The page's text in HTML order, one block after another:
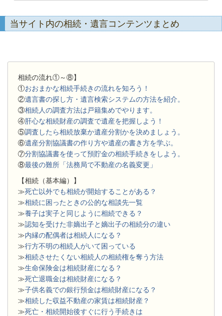
当サイト内の相続・遺言コンテンツまとめ
相続の流れ①～⑧】
①おおまかな相続手続きの流れを知ろう！
②遺言書の探し方・遺言検索システムの方法を紹介。
③相続人の調査方法は戸籍集めでやります。
④肝心な相続財産の調査で遺産を把握しよう！
⑤調査したら相続放棄か遺産分割かを決めましょう。
⑥遺産分割協議書の作り方や遺産の書き方を学ぶ。
⑦分割協議書を使って預貯金の相続手続きをしよう。
⑧最後の難所「法務局で不動産の名義変更」
【相続（基本編）】
≫死亡以外でも相続が開始することがある？
≫相続に困ったときの公的な相談先一覧
≫養子は実子と同じように相続できる？
≫認知を受けた非嫡出子と嫡出子の相続分の違い
≫内縁の配偶者は相続人になる？
≫行方不明の相続人がいて困っている
≫相続させたくない相続人の相続権を奪う方法
≫生命保険金は相続財産になる？
≫死亡退職金は相続財産になる？
≫子供名義での銀行預金は相続財産になる？
≫相続した収益不動産の家賃は相続財産？
≫死亡・相続開始後すぐに行う手続きは